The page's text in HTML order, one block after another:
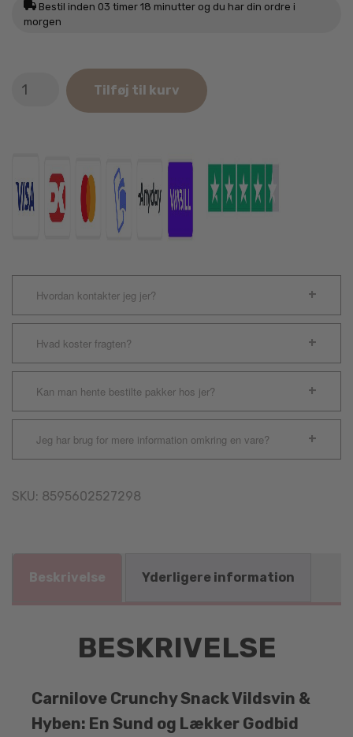
Bestil inden 03 timer 18 minutter og du har din ordre i
morgen
Crunchy
antal
Tilføj til kurv
Hvordan kontakter jeg jer?
Hvad koster fragten?
Kan man hente bestilte pakker hos jer?
Jeg har brug for mere information omkring en vare?
SKU: 8595602527298
Beskrivelse Yderligere information
BESKRIVELSE
Carnilove Crunchy Snack Vildsvin &
Hyben: En Sund og Lækker Godbid